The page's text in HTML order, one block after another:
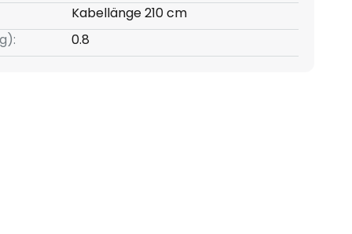
Kabellänge 210 cm
0.8